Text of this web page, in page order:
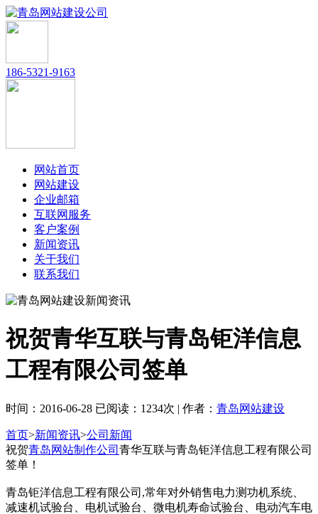
186-5321-9163
网站首页
网站建设
企业邮箱
互联网服务
客户案例
新闻资讯
关于我们
联系我们
祝贺青华互联与青岛钜洋信息
工程有限公司签单
时间：2016-06-28 已阅读：1234次 | 作者： 青岛网站建设
首页>新闻资讯>公司新闻
祝贺青岛网站制作公司 青华互联与青岛钜洋信息工程有限公司
签单！
青岛钜洋信息工程有限公司,常年对外销售电力测功机系统、
减速机试验台、电机试验台、微电机寿命试验台、电动汽车电